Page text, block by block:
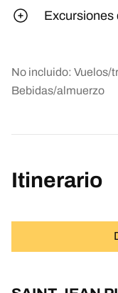
Excursiones
No incluido: Vuelos/
Bebidas/almuerzo
Itinerario